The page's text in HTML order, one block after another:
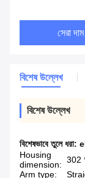
সেরা
বিশেষ উল্লেখ
বিশেষ উল্লেখ
বিশেষভাবে তুলে ধরা:
Housing
dimension: 302
Arm type: